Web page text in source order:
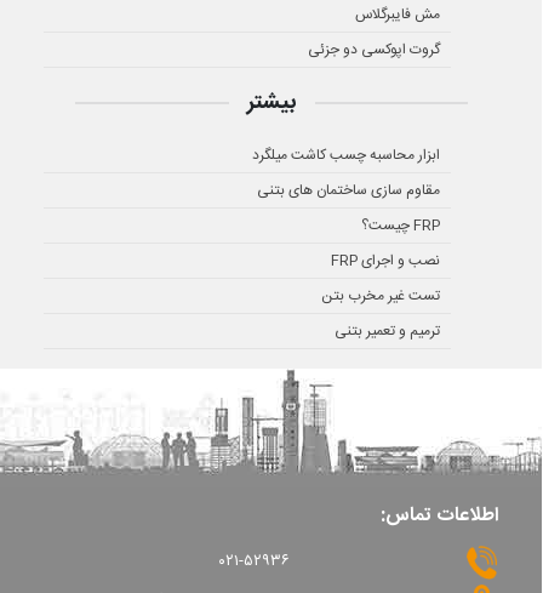
مش فایبرگلاس
گروت اپوکسی دو جزئی
بیشتر
ابزار محاسبه چسب کاشت میلگرد
مقاوم سازی ساختمان های بتنی
FRP چیست؟
نصب و اجرای FRP
تست غیر مخرب بتن
ترمیم و تعمیر بتنی
اطلاعات تماس:
۰۲۱-۵۲۹۳۶